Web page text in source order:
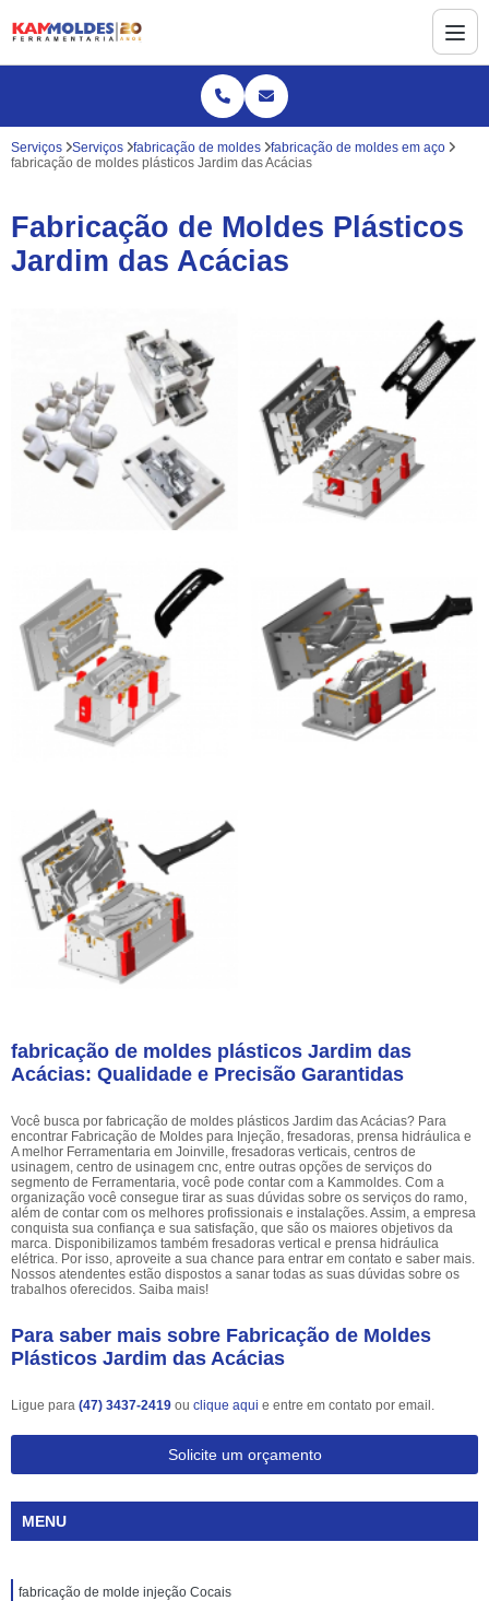
Serviços Serviços fabricação de moldes
fabricação de moldes em aço
fabricação de moldes plásticos Jardim das Acácias
Fabricação de Moldes Plásticos
Jardim das Acácias
fabricação de moldes plásticos Jardim das
Acácias: Qualidade e Precisão Garantidas
Você busca por fabricação de moldes plásticos Jardim das Acácias? Para
encontrar Fabricação de Moldes para Injeção, fresadoras, prensa hidráulica e
A melhor Ferramentaria em Joinville, fresadoras verticais, centros de
usinagem, centro de usinagem cnc, entre outras opções de serviços do
segmento de Ferramentaria, você pode contar com a Kammoldes. Com a
organização você consegue tirar as suas dúvidas sobre os serviços do ramo,
além de contar com os melhores profissionais e instalações. Assim, a empresa
conquista sua confiança e sua satisfação, que são os maiores objetivos da
marca. Disponibilizamos também fresadoras vertical e prensa hidráulica
elétrica. Por isso, aproveite a sua chance para entrar em contato e saber mais.
Nossos atendentes estão dispostos a sanar todas as suas dúvidas sobre os
trabalhos oferecidos. Saiba mais!
Para saber mais sobre Fabricação de Moldes
Plásticos Jardim das Acácias
Ligue para (47) 3437-2419 ou clique aqui e entre em contato por email.
Solicite um orçamento
MENU
fabricação de molde injeção Cocais